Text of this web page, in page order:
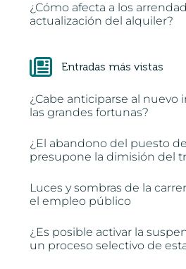
¿Cómo afecta a los
actualización del alquiler?
Entradas más vistas
¿Cabe anticiparse al nuevo
las grandes fortunas?
¿El abandono del puesto
presupone la dimisión del
Luces y sombras de la
el empleo público
¿Es posible activar la
un proceso selectivo de